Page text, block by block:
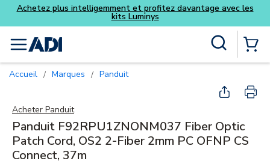
Skip to main content
avec les
menu
Accueil / Marques / Panduit
Acheter Panduit
Panduit F92RPU1ZNONM037 Fiber Optic
Patch Cord, OS2 2-Fiber 2mm PC OFNP CS
Connect, 37m